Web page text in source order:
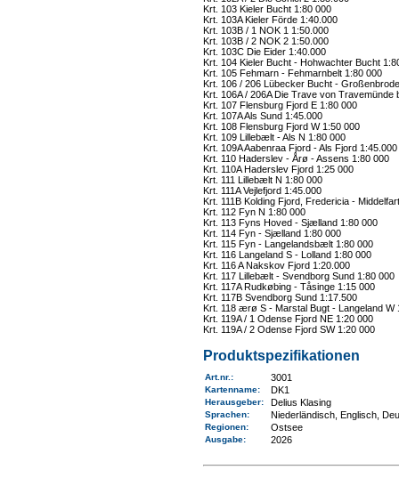
Krt. 103 Kieler Bucht 1:80 000
Krt. 103A Kieler Förde 1:40.000
Krt. 103B / 1 NOK 1 1:50.000
Krt. 103B / 2 NOK 2 1:50.000
Krt. 103C Die Eider 1:40.000
Krt. 104 Kieler Bucht - Hohwachter Bucht
Krt. 105 Fehmarn - Fehmarnbelt 1:80 000
Krt. 106 / 206 Lübecker Bucht -
Krt. 106A / 206A Die Trave von Travemünde
Krt. 107 Flensburg Fjord E 1:80 000
Krt. 107A Als Sund 1:45.000
Krt. 108 Flensburg Fjord W 1:50 000
Krt. 109 Lillebælt - Als N 1:80 000
Krt. 109A Aabenraa Fjord - Als Fjord 1:45.000
Krt. 110 Haderslev - Årø - Assens 1:80 000
Krt. 110A Haderslev Fjord 1:25 000
Krt. 111 Lillebælt N 1:80 000
Krt. 111A Vejlefjord 1:45.000
Krt. 111B Kolding Fjord, Fredericia -
Krt. 112 Fyn N 1:80 000
Krt. 113 Fyns Hoved - Sjælland 1:80 000
Krt. 114 Fyn - Sjælland 1:80 000
Krt. 115 Fyn - Langelandsbælt 1:80 000
Krt. 116 Langeland S - Lolland 1:80 000
Krt. 116 A Nakskov Fjord 1:20.000
Krt. 117 Lillebælt - Svendborg Sund 1:80 000
Krt. 117A Rudkøbing - Tåsinge 1:15 000
Krt. 117B Svendborg Sund 1:17.500
Krt. 118 ærø S - Marstal Bugt - Langeland W
Krt. 119A / 1 Odense Fjord NE 1:20 000
Krt. 119A / 2 Odense Fjord SW 1:20 000
Produktspezifikationen
Art.nr. : 3001
Kartenname: DK1
Herausgeber: Delius Klasing
Sprachen: Niederländisch, Englisch,
Regionen: Ostsee
Ausgabe: 2026